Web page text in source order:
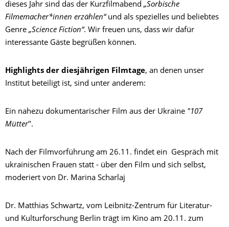
dieses Jahr sind das der Kurzfilmabend „Sorbische
Filmemacher*innen erzählen“und als spezielles und beliebtes
Genre „Science Fiction“. Wir freuen uns, dass wir dafür
interessante Gäste begrüßen können.
Highlights der diesjährigen Filmtage, an denen unser
Institut beteiligt ist, sind unter anderem:
Ein nahezu dokumentarischer Film aus der Ukraine "107
Mütter".
Nach der Filmvorführung am 26.11. findet ein Gespräch mit
ukrainischen Frauen statt - über den Film und sich selbst,
moderiert von Dr. Marina Scharlaj
Dr. Matthias Schwartz, vom Leibnitz-Zentrum für Literatur-
und Kulturforschung Berlin trägt im Kino am 20.11. zum